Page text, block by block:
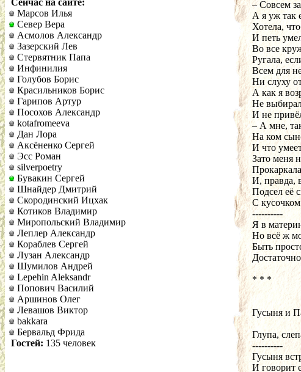
Сейчас на сайте:
Марсов Илья
Север Вера
Асмолов Александр
Зазерский Лев
Стервятник Папа
Инфинилия
Голубов Борис
Красильников Борис
Гарипов Артур
Посохов Александр
kotafromeeva
Дан Лора
Аксёненко Сергей
Эсс Роман
silverpoetry
Бувакин Сергей
Шнайдер Дмитрий
Скородинский Ицхак
Котиков Владимир
Миропольский Владимир
Леплер Александр
Кораблев Сергей
Лузан Александр
Шумилов Андрей
Lepehin Aleksandr
Попович Василий
Аршинов Олег
Левашов Виктор
bakkara
Бервальд Фрида
Гостей: 135 человек
– Совсем
А я уж так
Хотела,
И петь
Во все
Ругала,
Всем для
Ни слуху
А как я
Не
И не
– А мне,
На ком
И что
Зато меня
И, правда,
Подсел её
С
----------
Я в
Но всё ж
Быть
* * *
Гусыня и
Глупа,
----------
Гусыня
И говорит